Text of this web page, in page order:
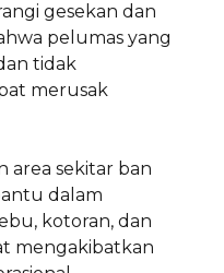
gesekan dan
pelumas yang
tidak
merusak
area sekitar ban
dalam
kotoran, dan
mengakibatkan